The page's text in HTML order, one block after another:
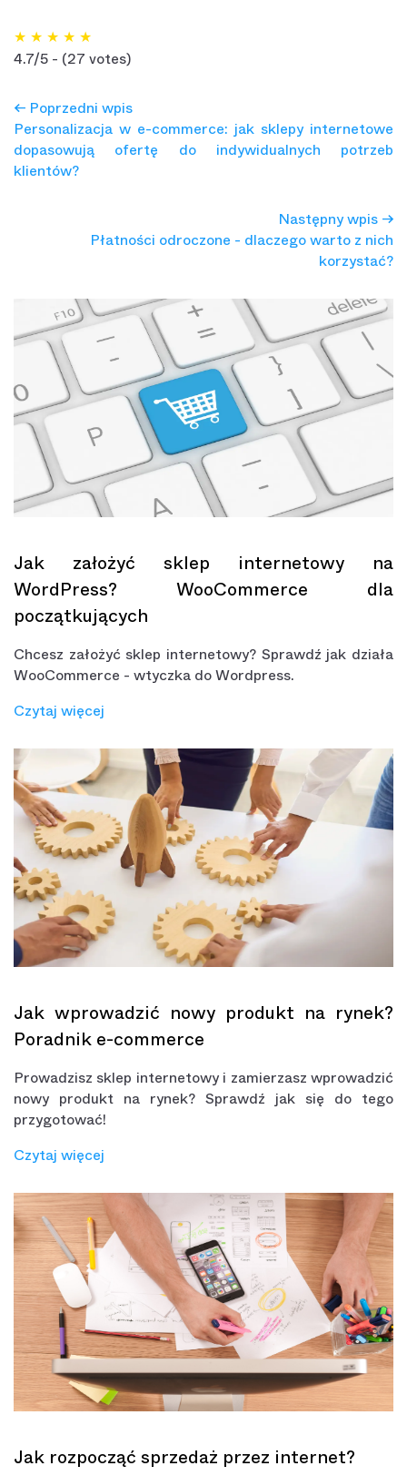
★ ★ ★ ★ ★
4.7/5 - (27 votes)
← Poprzedni wpis
Personalizacja w e-commerce: jak sklepy internetowe
dopasowują ofertę do indywidualnych potrzeb
klientów?
Następny wpis →
Płatności odroczone - dlaczego warto z nich
korzystać?
Jak założyć sklep internetowy na
WordPress? WooCommerce dla
początkujących
Chcesz założyć sklep internetowy? Sprawdź jak działa
WooCommerce - wtyczka do Wordpress.
Czytaj więcej
Jak wprowadzić nowy produkt na rynek?
Poradnik e-commerce
Prowadzisz sklep internetowy i zamierzasz wprowadzić
nowy produkt na rynek? Sprawdź jak się do tego
przygotować!
Czytaj więcej
Jak rozpocząć sprzedaż przez internet?